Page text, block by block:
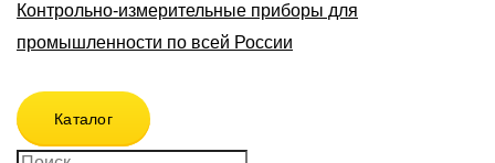
Контрольно-измерительные приборы для
промышленности по всей России
Каталог